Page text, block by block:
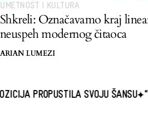
UMETNOST I KULTURA
Shkreli: Označavamo kraj
neuspeh modernog čitaoca
ARIAN LUMEZI
SVOJU ŠANSU “KOSOVO NI